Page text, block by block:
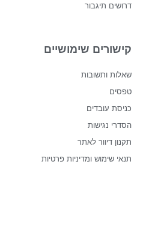
דרושים תיגבור
קישורים שימושיים
שאלות ותשובות
טפסים
כניסת עובדים
הסדרי נגישות
תקנון דיוור לאתר
תנאי שימוש ומדיניות פרטיות